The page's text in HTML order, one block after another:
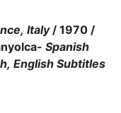
Italy/ 1970 /
Spanish
English Subtitles